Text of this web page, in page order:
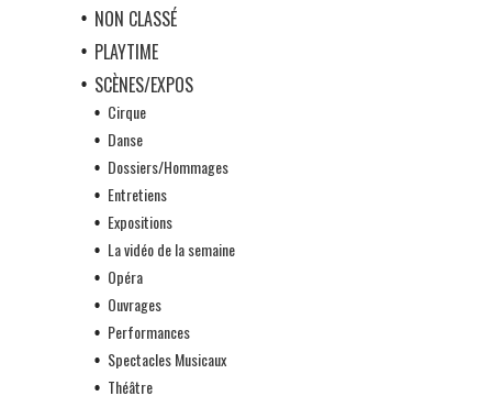
NON CLASSÉ
PLAYTIME
SCÈNES/EXPOS
Cirque
Danse
Dossiers/Hommages
Entretiens
Expositions
La vidéo de la semaine
Opéra
Ouvrages
Performances
Spectacles Musicaux
Théâtre